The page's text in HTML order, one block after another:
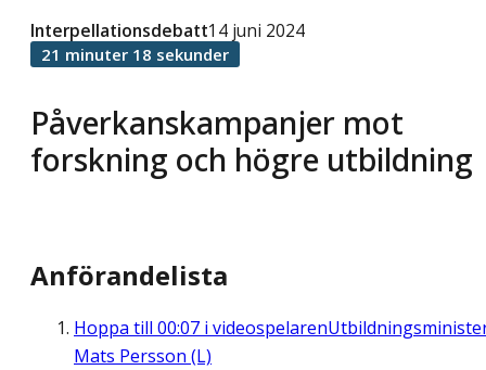
Påverkanskampanjer mot
forskning och högre utbildning
Interpellationsdebatt14 juni 2024
21 minuter 18 sekunder
Anförandelista
Hoppa till 00:07 i videospelaren
Mats Persson (L)